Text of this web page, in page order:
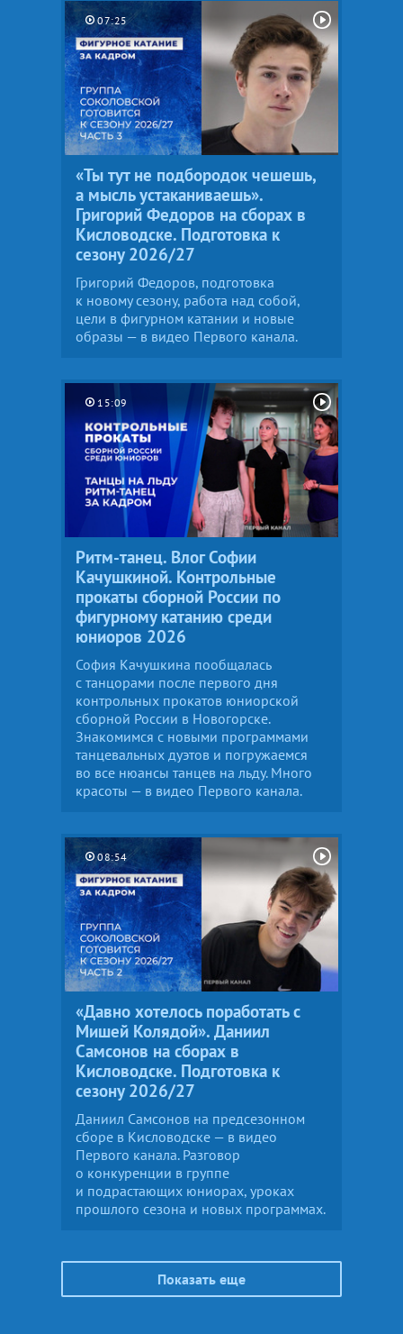
07:25
«Ты тут не подбородок чешешь,
а мысль устаканиваешь».
Григорий Федоров на сборах в
Кисловодске. Подготовка к
сезону 2026/27
Григорий Федоров, подготовка
к новому сезону, работа над собой,
цели в фигурном катании и новые
образы — в видео Первого канала.
15:09
Ритм-танец. Влог Софии
Качушкиной. Контрольные
прокаты сборной России по
фигурному катанию среди
юниоров 2026
София Качушкина пообщалась
с танцорами после первого дня
контрольных прокатов юниорской
сборной России в Новогорске.
Знакомимся с новыми программами
танцевальных дуэтов и погружаемся
во все нюансы танцев на льду. Много
красоты — в видео Первого канала.
08:54
«Давно хотелось поработать с
Мишей Колядой». Даниил
Самсонов на сборах в
Кисловодске. Подготовка к
сезону 2026/27
Даниил Самсонов на предсезонном
сборе в Кисловодске — в видео
Первого канала. Разговор
о конкуренции в группе
и подрастающих юниорах, уроках
прошлого сезона и новых программах.
Показать еще